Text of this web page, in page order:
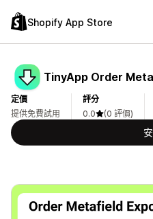
Shopify App Store
TinyApp Order
定價
提供免費試用
評分
0.0
(0 評價)